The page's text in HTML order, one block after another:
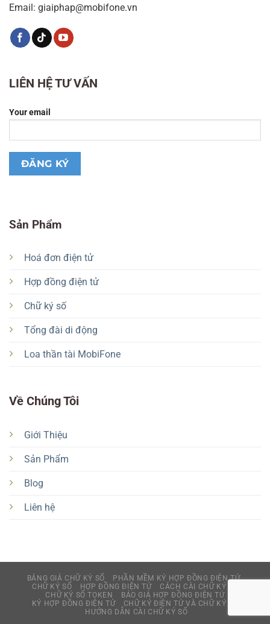
Email: giaiphap@mobifone.vn
Sản Phẩm
Hoá đơn điện tử
Hợp đồng điện tử
Chữ ký số
Tổng đài di động
Loa thần tài MobiFone
Về Chúng Tôi
Giới Thiệu
Sản Phẩm
Blog
Liên hệ
LIÊN HỆ TƯ VẤN
Your email
BẢNG GIÁ CHỮ KÝ SỐ
PHẦN MỀM KÝ HỢP ĐỒNG ĐIỆN TỬ
CHỮ KÝ SỐ
HỢP ĐỒNG ĐIỆN TỬ
CÁCH CÀI CHỮ KÝ SỐ
CHỮ KÝ SỐ TOKEN
BÁO GIÁ HỢP ĐỒNG ĐIỆN TỬ
KÝ HỢP ĐỒNG ĐIỆN TỬ
CHỮ KÝ ĐIỆN TỬ VÀ CHỮ KÝ SỐ
HƯỚNG DẪN CÀI CHỮ KÝ SỐ